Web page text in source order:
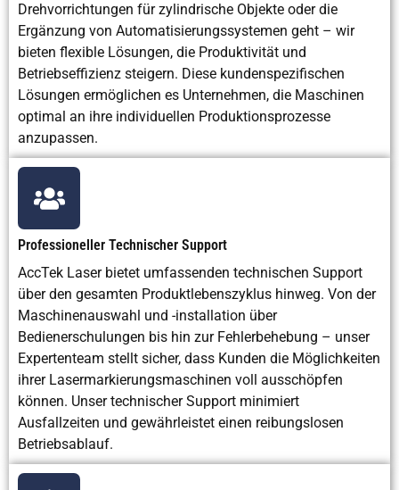
Raumfahrt,
Restaurierung
Drehvorrichtungen für zylindrische Objekte oder die
Ergänzung von Automatisierungssystemen geht – wir
bieten flexible Lösungen, die Produktivität und
Betriebseffizienz steigern. Diese kundenspezifischen
Lösungen ermöglichen es Unternehmen, die Maschinen
optimal an ihre individuellen Produktionsprozesse
anzupassen.
Professioneller Technischer Support
AccTek Laser bietet umfassenden technischen Support
über den gesamten Produktlebenszyklus hinweg. Von der
Maschinenauswahl und -installation über
Bedienerschulungen bis hin zur Fehlerbehebung – unser
Expertenteam stellt sicher, dass Kunden die Möglichkeiten
ihrer Lasermarkierungsmaschinen voll ausschöpfen
können. Unser technischer Support minimiert
Ausfallzeiten und gewährleistet einen reibungslosen
Betriebsablauf.